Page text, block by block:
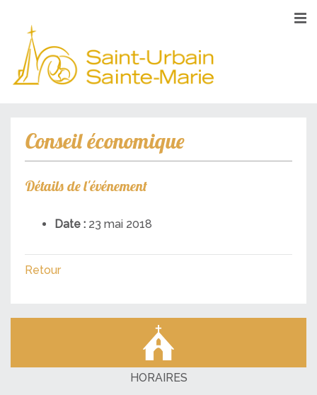
Conseil économique
Détails de l'événement
Date : 23 mai 2018
Retour
HORAIRES